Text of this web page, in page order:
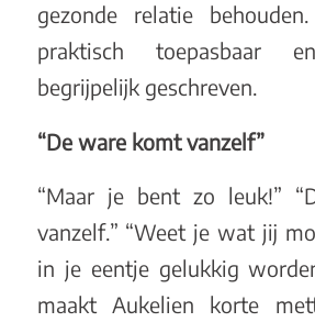
gezonde relatie
praktisch toepasbaar
begrijpelijk geschreven.
“De ware komt vanzelf”
“Maar je bent zo leuk!”
vanzelf.” “Weet je wat jij
in je eentje gelukkig
maakt Aukelien korte